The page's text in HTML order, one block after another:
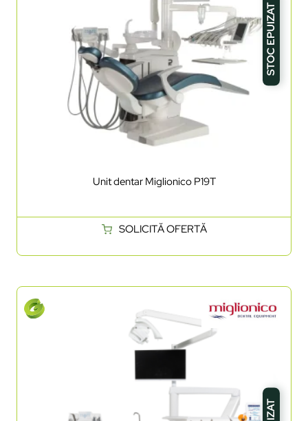
STOC EPUIZAT
Unit dentar Miglionico P19T
SOLICITĂ OFERTĂ